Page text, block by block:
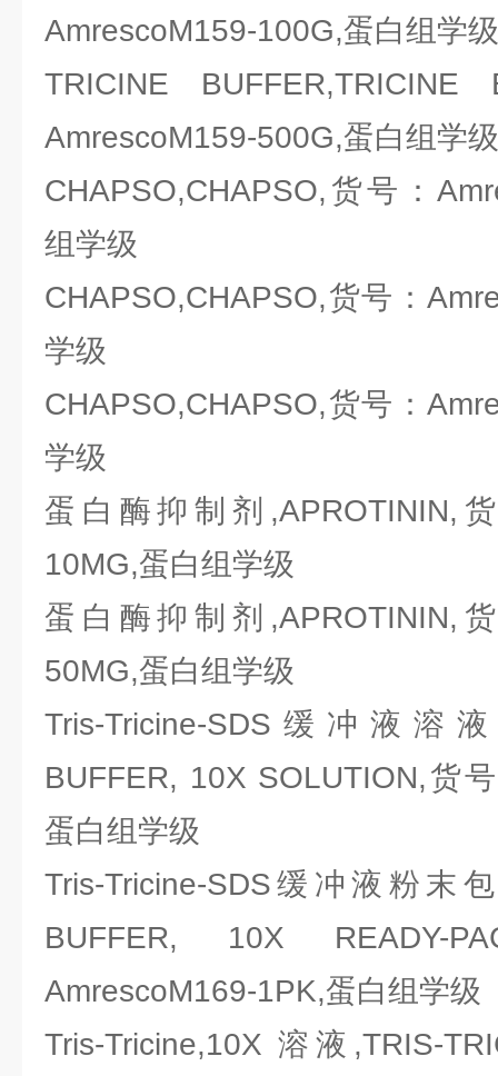
AmrescoM159-100G,蛋白组学级
TRICINE
AmrescoM159-500G,蛋白组学级
CHAPSO,CHAPSO,货号：
组学级
CHAPSO,CHAPSO,货号：
学级
CHAPSO,CHAPSO,货号：
学级
蛋白酶抑制剂,APROTININ,
10MG,蛋白组学级
蛋白酶抑制剂,APROTININ,
50MG,蛋白组学级
Tris-Tricine-SDS缓冲液溶液
BUFFER, 10X SOLUTION,货
蛋白组学级
Tris-Tricine-SDS缓冲液粉末包
BUFFER, 10X
AmrescoM169-1PK,蛋白组学级
Tris-Tricine,10X 溶液,TRIS-